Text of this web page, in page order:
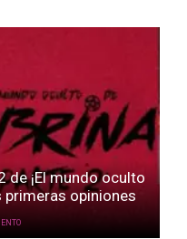
de ¡El mundo oculto
primeras opiniones